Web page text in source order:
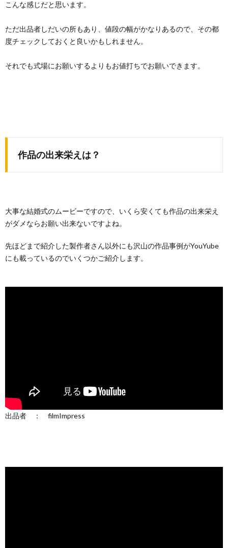
こんな感じだと思います。
ただ出品者しだいの所もあり、値段の幅がかなりあるので、その都
度チェックしておくと良いかもしれません。
それでも式場にお願いするよりもお値打ちでお願いできます。
作品の出来栄えは？
大事な結婚式のムービーですので、いくら安くても作品の出来栄え
がダメならお願い出来ないですよね。
先ほどまで紹介した製作者さん以外にも沢山の作品事例がYouYube
にも載っているのでいくつかご紹介します。
出品者 ： filmImpress